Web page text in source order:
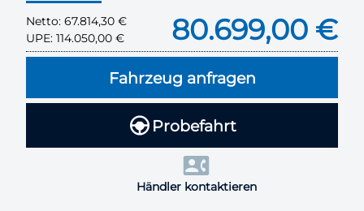
Netto: 67.814,30 €
UPE: 114.050,00 € 80.699,00 €
Fahrzeug anfragen
Probefahrt
Händler kontaktieren